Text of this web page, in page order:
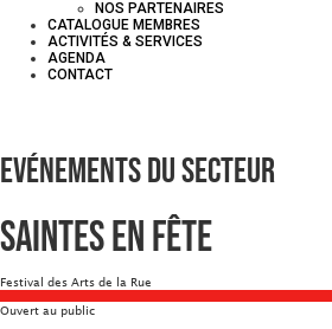
NOS PARTENAIRES
CATALOGUE MEMBRES
ACTIVITÉS & SERVICES
AGENDA
CONTACT
Evénements du secteur
Saintes en Fête
Festival des Arts de la Rue
Ouvert au public